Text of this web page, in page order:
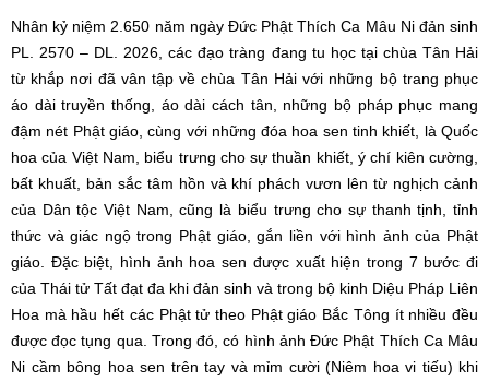
Nhân kỷ niệm 2.650 năm ngày Đức Phật Thích Ca Mâu Ni đản sinh
PL. 2570 – DL. 2026, các đạo tràng đang tu học tại chùa Tân Hải
từ khắp nơi đã vân tập về chùa Tân Hải với những bộ trang phục
áo dài truyền thống, áo dài cách tân, những bộ pháp phục mang
đậm nét Phật giáo, cùng với những đóa hoa sen tinh khiết, là Quốc
hoa của Việt Nam, biểu trưng cho sự thuần khiết, ý chí kiên cường,
bất khuất, bản sắc tâm hồn và khí phách vươn lên từ nghịch cảnh
của Dân tộc Việt Nam, cũng là biểu trưng cho sự thanh tịnh, tỉnh
thức và giác ngộ trong Phật giáo, gắn liền với hình ảnh của Phật
giáo. Đặc biệt, hình ảnh hoa sen được xuất hiện trong 7 bước đi
của Thái tử Tất đạt đa khi đản sinh và trong bộ kinh Diệu Pháp Liên
Hoa mà hầu hết các Phật tử theo Phật giáo Bắc Tông ít nhiều đều
được đọc tụng qua. Trong đó, có hình ảnh Đức Phật Thích Ca Mâu
Ni cầm bông hoa sen trên tay và mỉm cười (Niêm hoa vi tiếu) khi